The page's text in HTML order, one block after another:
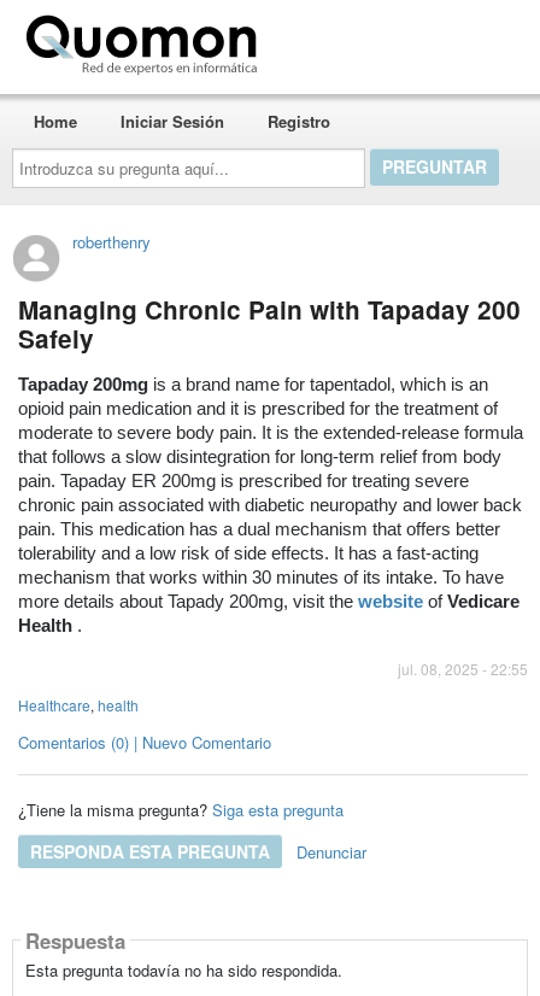
Introduzca
su
pregunta
aquí...
Home Iniciar Sesión Registro
roberthenry
Managing Chronic Pain with Tapaday 200
Safely
Tapaday 200mgis a brand name for tapentadol, which is an
opioid pain medication and it is prescribed for the treatment of
moderate to severe body pain. It is the extended-release formula
that follows a slow disintegration for long-term relief from body
pain. Tapaday ER 200mg is prescribed for treating severe
chronic pain associated with diabetic neuropathy and lower back
pain. This medication has a dual mechanism that offers better
tolerability and a low risk of side effects. It has a fast-acting
mechanism that works within 30 minutes of its intake. To have
more details about Tapady 200mg, visit the websiteofVedicare
Health.
jul. 08, 2025 - 22:55
Healthcare, health
Comentarios (0) | Nuevo Comentario
¿Tiene la misma pregunta? Siga esta pregunta
RESPONDA ESTA PREGUNTA Denunciar
Respuesta
Esta pregunta todavía no ha sido respondida.